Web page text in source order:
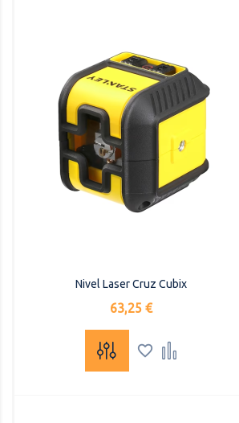
Nivel Laser Cruz Cubix
Precio
63,25 €
 